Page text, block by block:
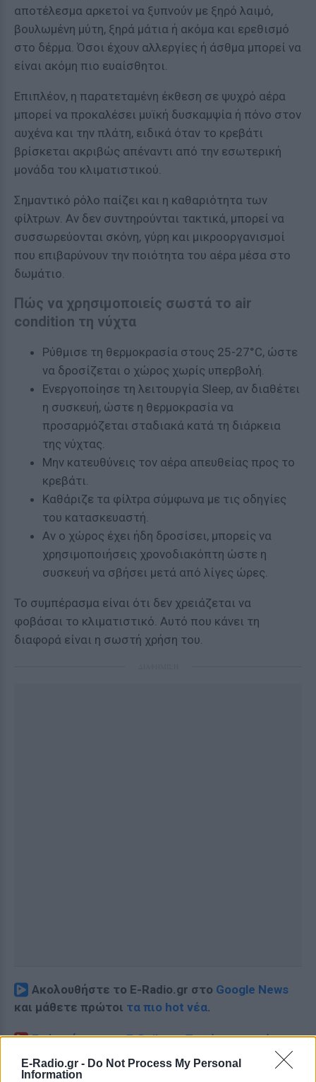
E-Radio.gr - Do Not Process My Personal
Information
αποτέλεσμα αρκετοί να ξυπνούν με ξηρό λαιμό,
βουλωμένη μύτη, ξηρά μάτια ή ακόμα και ερεθισμό
στο δέρμα. Όσοι έχουν αλλεργίες ή άσθμα μπορεί να
είναι ακόμη πιο ευαίσθητοι.
Επιπλέον, η παρατεταμένη έκθεση σε ψυχρό αέρα
μπορεί να προκαλέσει μυϊκή δυσκαμψία ή πόνο στον
αυχένα και την πλάτη, ειδικά όταν το κρεβάτι
βρίσκεται ακριβώς απέναντι από την εσωτερική
μονάδα του κλιματιστικού.
Σημαντικό ρόλο παίζει και η καθαριότητα των
φίλτρων. Αν δεν συντηρούνται τακτικά, μπορεί να
συσσωρεύονται σκόνη, γύρη και μικροοργανισμοί
που επιβαρύνουν την ποιότητα του αέρα μέσα στο
δωμάτιο.
Πώς να χρησιμοποιείς σωστά το air
condition τη νύχτα
Ρύθμισε τη θερμοκρασία στους 25-27°C, ώστε
να δροσίζεται ο χώρος χωρίς υπερβολή.
Ενεργοποίησε τη λειτουργία Sleep, αν διαθέτει
η συσκευή, ώστε η θερμοκρασία να
προσαρμόζεται σταδιακά κατά τη διάρκεια
της νύχτας.
Μην κατευθύνεις τον αέρα απευθείας προς το
κρεβάτι.
Καθάριζε τα φίλτρα σύμφωνα με τις οδηγίες
του κατασκευαστή.
Αν ο χώρος έχει ήδη δροσίσει, μπορείς να
χρησιμοποιήσεις χρονοδιακόπτη ώστε η
συσκευή να σβήσει μετά από λίγες ώρες.
Το συμπέρασμα είναι ότι δεν χρειάζεται να
φοβάσαι το κλιματιστικό. Αυτό που κάνει τη
διαφορά είναι η σωστή χρήση του.
Ακολουθήστε το E-Radio.gr στο Google News
και μάθετε πρώτοι τα πιο hot νέα.
Εσύ μπήκες στο E-Daily.gr; Τα νέα της ημέρας
και ότι σου κάνει κλικ!